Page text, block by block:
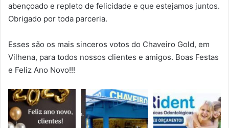
abençoado e repleto de felicidade e que estejamos juntos.
Obrigado por toda parceria.
Esses são os mais sinceros votos do Chaveiro Gold, em
Vilhena, para todos nossos clientes e amigos. Boas Festas
e Feliz Ano Novo!!!